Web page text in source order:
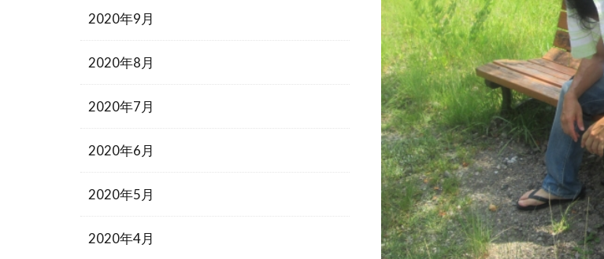
2020年9月
2020年8月
2020年7月
2020年6月
2020年5月
2020年4月